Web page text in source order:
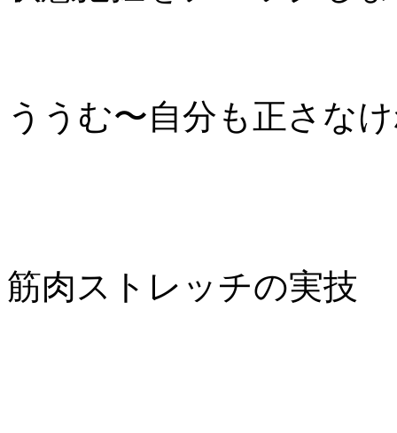
ううむ〜自分も正さな
筋肉ストレッチの実技